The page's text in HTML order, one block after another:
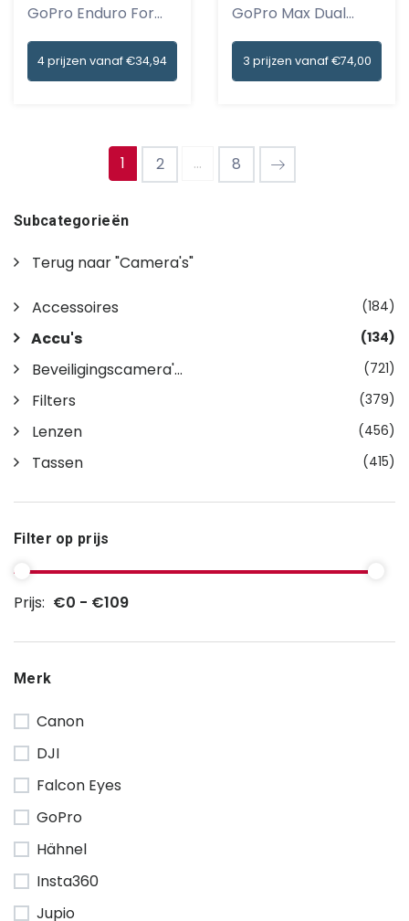
GoPro Enduro For
Hero13 Blac...
4 prijzen vanaf €34,94
GoPro Max Dual
Charger + End...
3 prijzen vanaf €74,00
1 2 ... 8
Subcategorieën
Terug naar "Camera's"
Accessoires (184)
Accu's (134)
Beveiligingscamera'... (721)
Filters (379)
Lenzen (456)
Tassen (415)
Filter op prijs
Prijs: €0 - €109
Merk
Canon
DJI
Falcon Eyes
GoPro
Hähnel
Insta360
Jupio